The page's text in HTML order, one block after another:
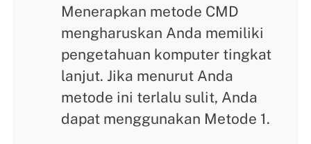
Menerapkan metode CMD
mengharuskan Anda memiliki
pengetahuan komputer tingkat
lanjut. Jika menurut Anda
metode ini terlalu sulit, Anda
dapat menggunakan Metode 1.